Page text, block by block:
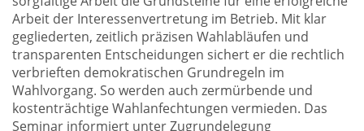
Arbeit der Interessenvertretung im Betrieb. Mit klar
gegliederten, zeitlich präzisen Wahlabläufen und
transparenten Entscheidungen sichert er die rechtlich
verbrieften demokratischen Grundregeln im
Wahlvorgang. So werden auch zermürbende und
kostenträchtige Wahlanfechtungen vermieden. Das
Seminar informiert unter Zugrundelegung